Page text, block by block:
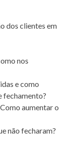
dos clientes em
nos
e como
fechamento?
aumentar o
não fecharam?